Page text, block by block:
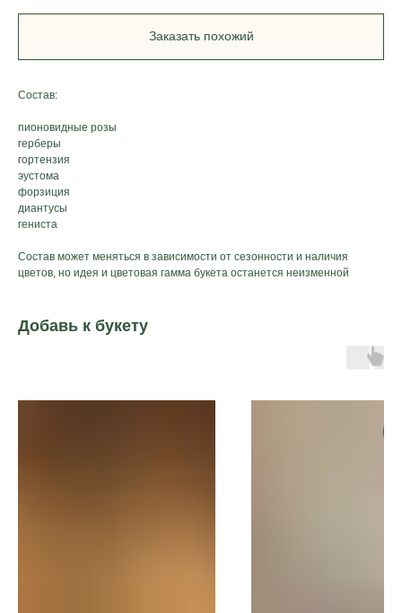
Заказать похожий
Состав:
пионовидные розы
герберы
гортензия
эустома
форзиция
диантусы
гениста
Состав может меняться в зависимости от сезонности и наличия
цветов, но идея и цветовая гамма букета останется неизменной
Добавь к букету